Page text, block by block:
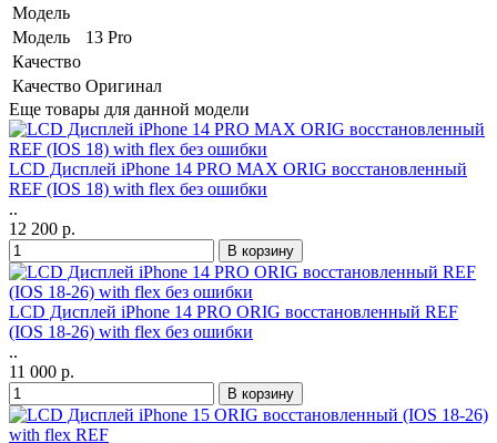
Модель
Модель
13 Pro
Качество
Качество Оригинал
Еще товары для данной модели
LCD Дисплей iPhone 14 PRO MAX ORIG восстановленный
REF (IOS 18) with flex без ошибки
..
12 200 р.
LCD Дисплей iPhone 14 PRO ORIG восстановленный REF
(IOS 18-26) with flex без ошибки
..
11 000 р.